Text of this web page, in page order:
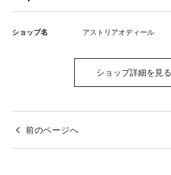
ショップ名 アストリアオディール
ショップ詳細を見る
前のページへ